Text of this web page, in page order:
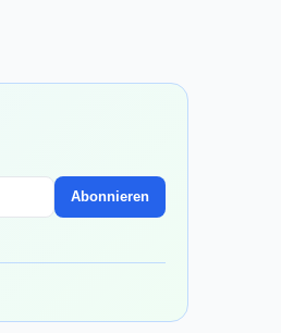
Abonnieren